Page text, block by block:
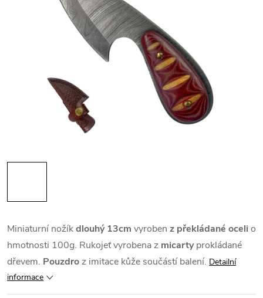
Miniaturní nožíkdlouhý 13cm vyroben z překládané oceli o
hmotnosti 100g. Rukojeť vyrobena z micartyprokládané
dřevem. Pouzdroz imitace kůže součástí balení. Detailní
informace